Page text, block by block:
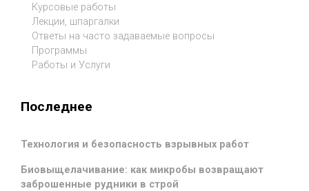
Курсовые работы
Лекции, шпаргалки
Ответы на часто задаваемые вопросы
Программы
Работы и Услуги
Последнее
Технология и безопасность взрывных работ
Биовыщелачивание: как микробы возвращают
заброшенные рудники в строй